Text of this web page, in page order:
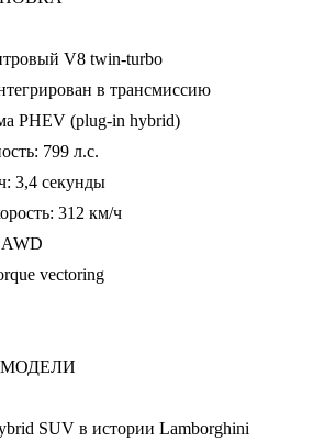
V8 twin-turbo
в трансмиссию
PHEV (plug-in hybrid)
799 л.с.
3,4 секунды
312 км/ч
vectoring
SUV в истории Lamborghini